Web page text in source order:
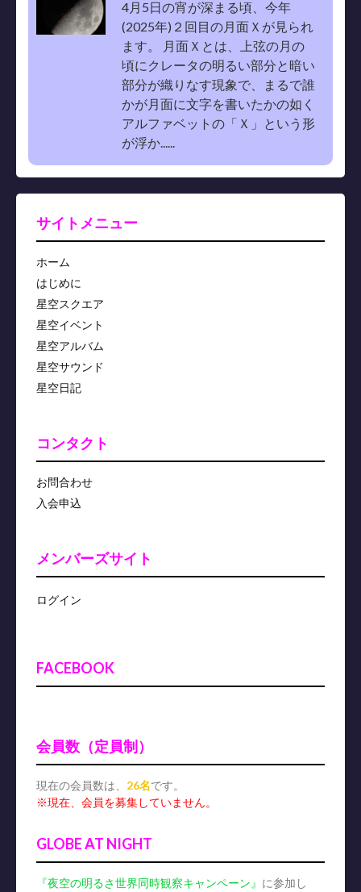
4月5日の宵が深まる頃、今年
(2025年)２回目の月面Ｘが見られ
ます。 月面Ｘとは、上弦の月の
頃にクレータの明るい部分と暗い
部分が織りなす現象で、まるで誰
かが月面に文字を書いたかの如く
アルファベットの「Ｘ」という形
が浮か......
サイトメニュー
ホーム
はじめに
星空スクエア
星空イベント
星空アルバム
星空サウンド
星空日記
コンタクト
お問合わせ
入会申込
メンバーズサイト
ログイン
FACEBOOK
会員数（定員制）
現在の会員数は、 26名です。
※現在、会員を募集していません。
GLOBE AT NIGHT
『夜空の明るさ世界同時観察キャンペーン』 に参加し